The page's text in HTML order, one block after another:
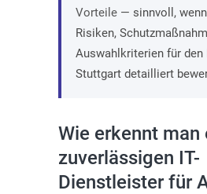
Vorteile — sinnvoll,
Risiken,
Auswahlkriterien für den
Stuttgart detailliert
Wie erkennt man
zuverlässigen IT-
Dienstleister für